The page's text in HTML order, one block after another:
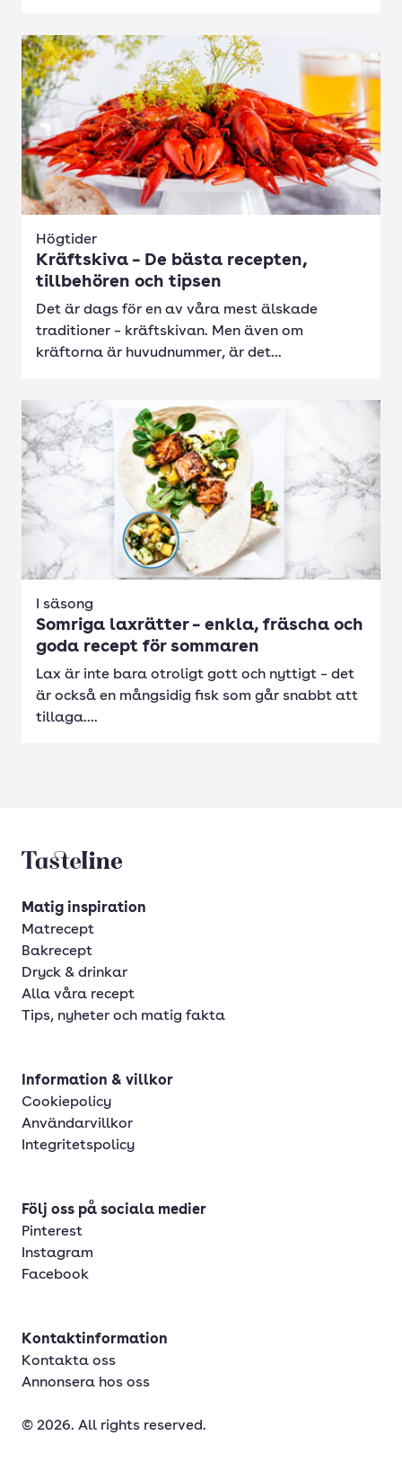
Högtider
Kräftskiva – De bästa recepten,
tillbehören och tipsen
Det är dags för en av våra mest älskade
traditioner – kräftskivan. Men även om
kräftorna är huvudnummer, är det...
I säsong
Somriga laxrätter – enkla, fräscha och
goda recept för sommaren
Lax är inte bara otroligt gott och nyttigt – det
är också en mångsidig fisk som går snabbt att
tillaga....
Tasteline startsida
Matig inspiration
Matrecept
Bakrecept
Dryck & drinkar
Alla våra recept
Tips, nyheter och matig fakta
Information & villkor
Cookiepolicy
Användarvillkor
Integritetspolicy
Följ oss på sociala medier
Pinterest
Instagram
Facebook
Kontaktinformation
Kontakta oss
Annonsera hos oss
© 2026. All rights reserved.